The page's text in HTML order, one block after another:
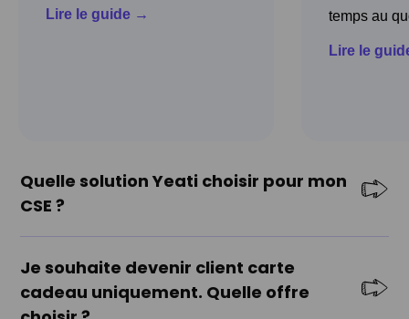
Lire le guide →
temps au
Lire le
Quelle solution Yeati choisir pour mon
CSE ?
Startest idéal pour distribuer des avantages salariés.
Comest dédié à la communication avec les salariés.
Comptasimplifie la gestion comptable du CSE.
Je souhaite devenir client carte
cadeau uniquement. Quelle offre